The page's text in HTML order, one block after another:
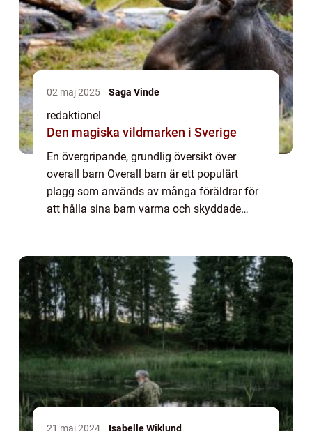
02 maj 2025 Saga Vinde
redaktionel
Den magiska vildmarken i Sverige
En övergripande, grundlig översikt över
overall barn Overall barn är ett populärt
plagg som används av många föräldrar för
att hålla sina barn varma och skyddade
av...
21 maj 2024 Isabelle Wiklund